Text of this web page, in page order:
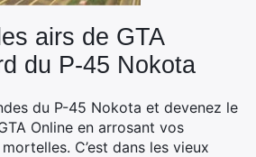
airs de GTA
du P-45 Nokota
du P-45 Nokota et devenez le
Online en arrosant vos
C’est dans les vieux